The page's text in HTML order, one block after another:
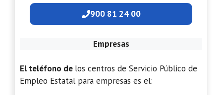
900 81 24 00
Empresas
El teléfono de los centros de Servicio Público de
Empleo Estatal para empresas es el: